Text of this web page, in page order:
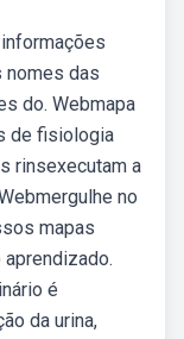
nomes das
do. Webmapa
de fisiologia
rinsexecutam a
no
mapas
é
da urina,